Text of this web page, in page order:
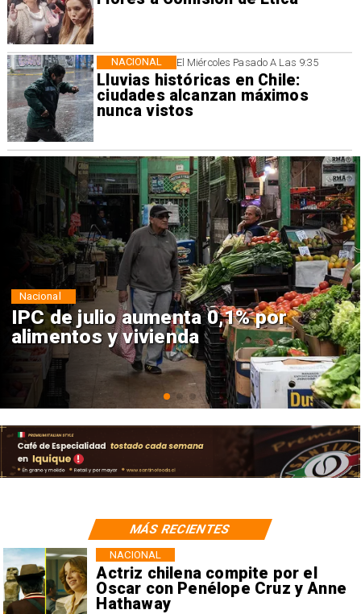
El Miércoles Pasado A Las 9:35
Lluvias históricas en Chile:
ciudades alcanzan máximos
nunca vistos
NACIONAL
Ministro Arrau detalla quinto
estado de excepción:
contempla toques de queda,
restricciones y escuchas
telefónicas en zonas críticas
Nacional
Actriz chilena compite por el
Oscar con Penélope Cruz y Anne
Hathaway
NACIONAL
MÁS RECIENTES